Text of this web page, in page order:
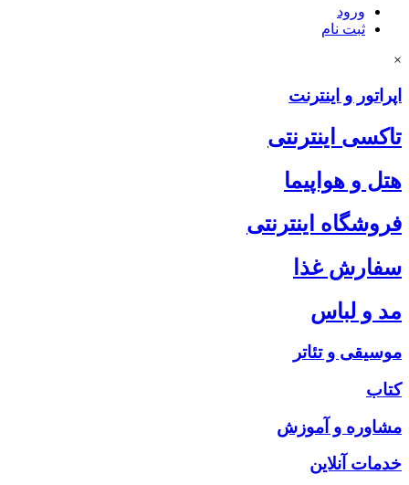
ورود
ثبت نام
×
اپراتور و اینترنت
تاکسی اینترنتی
هتل و هواپیما
فروشگاه اینترنتی
سفارش غذا
مد و لباس
موسیقی و تئاتر
کتاب
مشاوره و آموزش
خدمات آنلاین